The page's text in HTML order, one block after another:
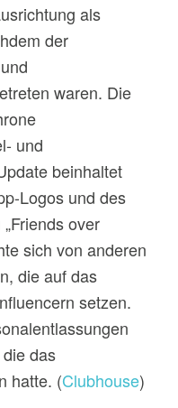
als
der
waren. Die
und
beinhaltet
Logos und des
over
sich von anderen
die auf das
setzen.
das
hatte. (Clubhouse)